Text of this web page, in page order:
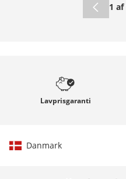
1
Lavprisgaranti
Danmark